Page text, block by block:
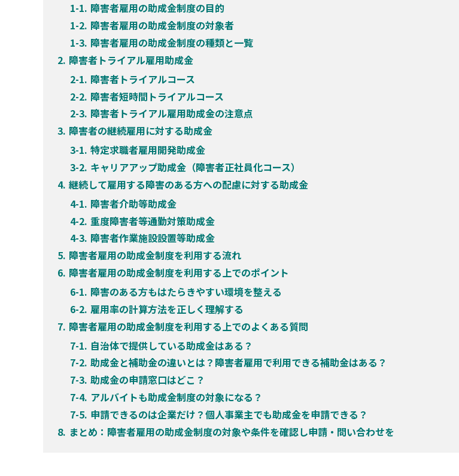
障害者雇用の助成金制度の目的
障害者雇用の助成金制度の対象者
障害者雇用の助成金制度の種類と一覧
障害者トライアル雇用助成金
障害者トライアルコース
障害者短時間トライアルコース
障害者トライアル雇用助成金の注意点
障害者の継続雇用に対する助成金
特定求職者雇用開発助成金
キャリアアップ助成金（障害者正社員化コース）
継続して雇用する障害のある方への配慮に対する助成金
障害者介助等助成金
重度障害者等通勤対策助成金
障害者作業施設設置等助成金
障害者雇用の助成金制度を利用する流れ
障害者雇用の助成金制度を利用する上でのポイント
障害のある方もはたらきやすい環境を整える
雇用率の計算方法を正しく理解する
障害者雇用の助成金制度を利用する上でのよくある質問
自治体で提供している助成金はある？
助成金と補助金の違いとは？障害者雇用で利用できる補助金はある？
助成金の申請窓口はどこ？
アルバイトも助成金制度の対象になる？
申請できるのは企業だけ？個人事業主でも助成金を申請できる？
まとめ：障害者雇用の助成金制度の対象や条件を確認し申請・問い合わせを